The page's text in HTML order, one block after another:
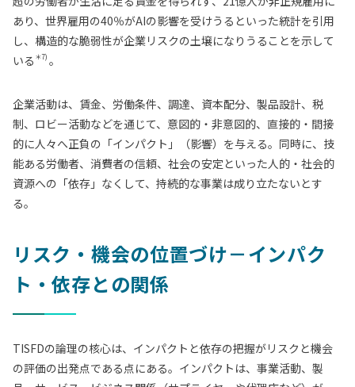
あり、世界雇用の40％がAIの影響を受けうるといった統計を引用
し、構造的な脆弱性が企業リスクの土壌になりうることを示して
いる ＊7) 。
企業活動は、賃金、労働条件、調達、資本配分、製品設計、税
制、ロビー活動などを通じて、意図的・非意図的、直接的・間接
的に人々へ正負の「インパクト」（影響）を与える。同時に、技
能ある労働者、消費者の信頼、社会の安定といった人的・社会的
資源への「依存」なくして、持続的な事業は成り立たないとす
る。
リスク・機会の位置づけ－インパク
ト・依存との関係
TISFDの論理の核心は、インパクトと依存の把握がリスクと機会
の評価の出発点である点にある。インパクトは、事業活動、製